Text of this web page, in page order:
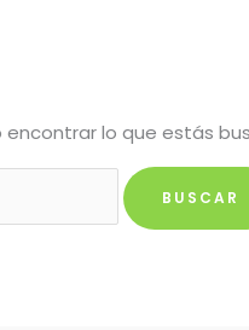
lo que estás